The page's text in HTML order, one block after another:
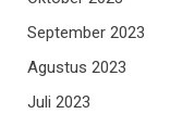
September 2023
Agustus 2023
Juli 2023